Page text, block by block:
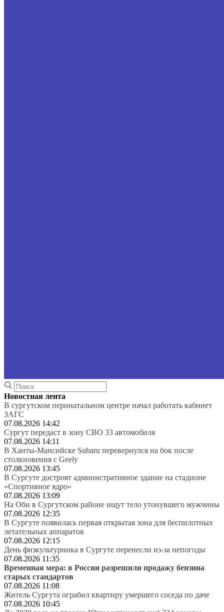
Новостная лента
В сургутском перинатальном центре начал работать кабинет
ЗАГС
07.08.2026 14:42
Сургут передаст в зону СВО 33 автомобиля
07.08.2026 14:11
В Ханты-Мансийске Subaru перевернулся на бок после
столкновения с Geely
07.08.2026 13:45
В Сургуте достроят административное здание на стадионе
«Спортивное ядро»
07.08.2026 13:09
На Оби в Сургутском районе ищут тело утонувшего мужчины
07.08.2026 12:35
В Сургуте появилась первая открытая зона для беспилотных
летательных аппаратов
07.08.2026 12:15
День физкультурника в Сургуте перенесли из-за непогоды
07.08.2026 11:35
Временная мера: в России разрешили продажу бензина
старых стандартов
07.08.2026 11:08
Житель Сургута ограбил квартиру умершего соседа по даче
07.08.2026 10:45